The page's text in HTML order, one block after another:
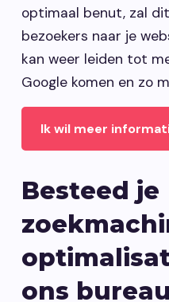
optimaal benut, zal
bezoekers naar je
kan weer leiden tot
Google komen en zo
Ik wil meer
Besteed je
ons bureau